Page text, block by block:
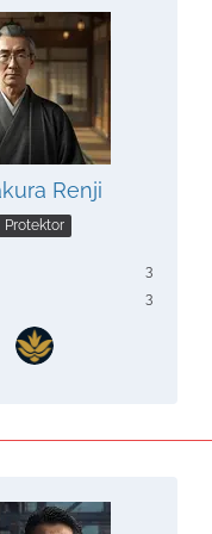
Renji
Protektor
3
3